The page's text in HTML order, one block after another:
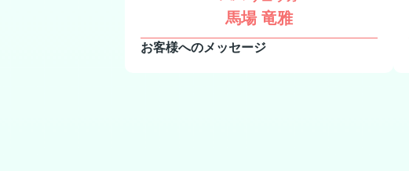
馬場 竜雅
お客様へのメッセージ